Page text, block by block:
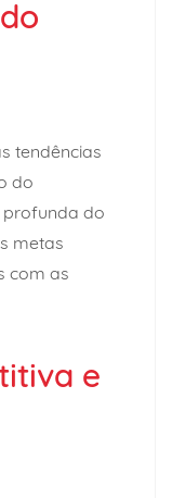
tendências
do
profunda do
metas
com as
e